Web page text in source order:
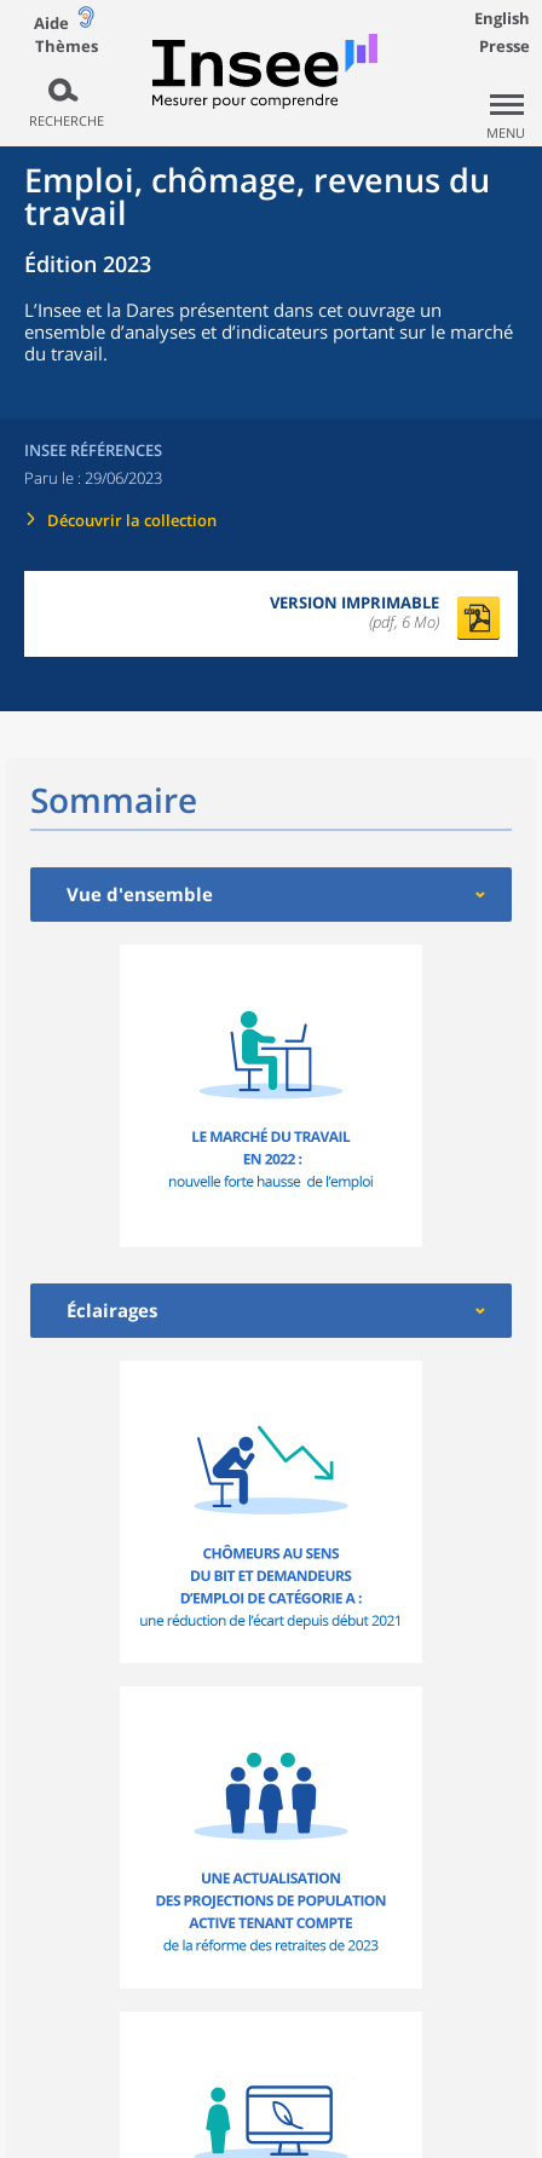
Aide
Thèmes
RECHERCHE
English
Presse
MENU
Emploi, chômage, revenus du
travail
Édition 2023
L’Insee et la Dares présentent dans cet ouvrage un
ensemble d’analyses et d’indicateurs portant sur le marché
du travail.
INSEE RÉFÉRENCES
Paru le : 29/06/2023
Découvrir la collection
VERSION IMPRIMABLE
(pdf, 6 Mo)
Sommaire
Vue d'ensemble
Éclairages